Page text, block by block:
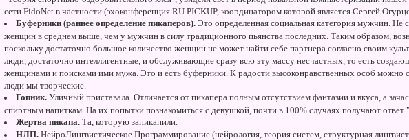
сети FidoNet в частности (эхоконференция RU.PICKUP, координатором которой является Сергей
Буферники (раннее определение пикаперов). Это определенная социальная категория мужчин. Не
женщин в среднем выше, чем у мужчин в силу традиционного пьянства последних. Таким образом,
поскольку достаточно большое количество женщин не может найти себе партнера согласно своим
люди, достаточно интеллигентные, и обслуживающие сразу всю эту массу несчастных, то есть
женщинами и поисками ими мужа. Это и есть буферники. К радости высоконравственных особ можно
люди мы творческие.
Гопник. Уличный приставала. Отличается от пикапера полным отсутствием фантазии и вкуса, а
спиртным напиткам. На их попытки познакомиться с девушкой, почти в 100% случаях получают ответ
Жертва пикапа. Та, которую запикапили.
НЛП. НейроЛингвистическое Программирование (нейрология, теория систем, структурная